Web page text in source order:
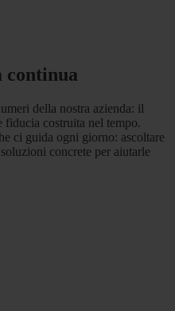
continua
della nostra azienda: il
fiducia costruita nel tempo.
ci guida ogni giorno: ascoltare
concrete per aiutarle